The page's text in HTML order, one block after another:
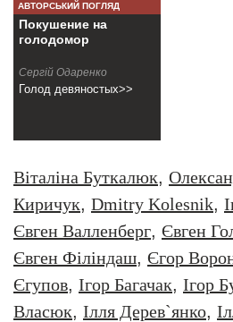
АВТОРСЬКИЙ ПОГЛЯД
Покушение на
голодомор
Сергій Одаренко
Голод девяностых>>
Віталіна Буткалюк,
Киричук, Dmitry Kolesnik,
Євген Валленберг, Євген
Євген Філіндаш, Єгор
Єгупов, Ігор Багачак, Ігор
Власюк, Ілля Дерев`янко,